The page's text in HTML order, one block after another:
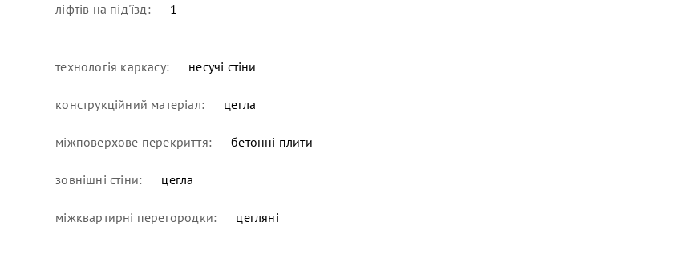
ліфтів на під'їзд: 1
технологія каркасу: несучі стіни
конструкційний матеріал: цегла
міжповерхове перекриття: бетонні плити
зовнішні стіни: цегла
міжквартирні перегородки: цегляні